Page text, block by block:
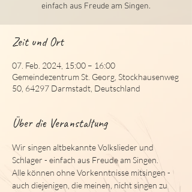
einfach aus Freude am Singen.
Zeit und Ort
07. Feb. 2024, 15:00 – 16:00
Gemeindezentrum St. Georg, Stockhausenweg
50, 64297 Darmstadt, Deutschland
Über die Veranstaltung
Wir singen altbekannte Volkslieder und
Schlager - einfach aus Freude am Singen.
Alle können ohne Vorkenntnisse mitsingen -
auch diejenigen, die meinen, nicht singen zu